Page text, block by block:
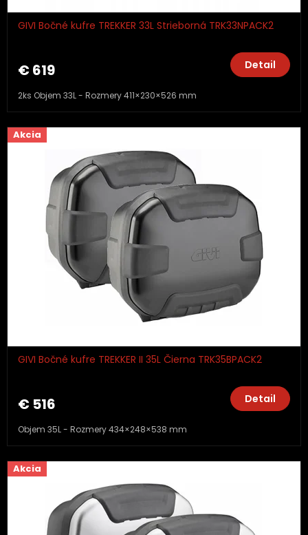
GIVI Bočné kufre TREKKER 33L Strieborná TRK33NPACK2
€ 619 Detail
2ks Objem 33L - Rozmery 411×230×526 mm
Akcia
GIVI Bočné kufre TREKKER II 35L Čierna TRK35BPACK2
€ 516 Detail
Objem 35L - Rozmery 434×248×538 mm
Akcia